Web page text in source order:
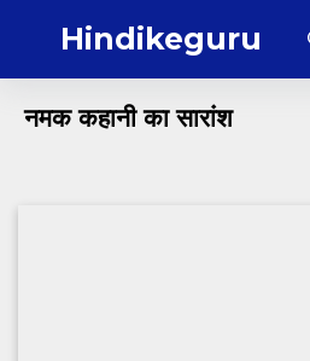
Hindikeguru
नमक कहानी का सारांश